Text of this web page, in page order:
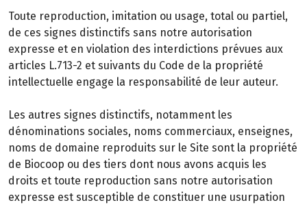
Toute reproduction, imitation ou usage, total ou partiel,
de ces signes distinctifs sans notre autorisation
expresse et en violation des interdictions prévues aux
articles L.713-2 et suivants du Code de la propriété
intellectuelle engage la responsabilité de leur auteur.
Les autres signes distinctifs, notamment les
dénominations sociales, noms commerciaux, enseignes,
noms de domaine reproduits sur le Site sont la propriété
de Biocoop ou des tiers dont nous avons acquis les
droits et toute reproduction sans notre autorisation
expresse est susceptible de constituer une usurpation